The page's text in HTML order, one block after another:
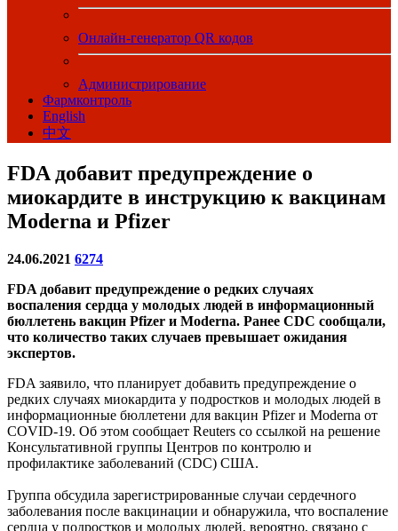
Онлайн-генератор QR кодов
Администрирование
Фармконтроль
English
中文
FDA добавит предупреждение о
миокардите в инструкцию к вакцинам
Moderna и Pfizer
24.06.2021 6274
FDA добавит предупреждение о редких случаях
воспаления сердца у молодых людей в информационный
бюллетень вакцин Pfizer и Moderna. Ранее CDC сообщали,
что количество таких случаев превышает ожидания
экспертов.
FDA заявило, что планирует добавить предупреждение о
редких случаях миокардита у подростков и молодых людей в
информационные бюллетени для вакцин Pfizer и Moderna от
COVID-19. Об этом сообщает Reuters со ссылкой на решение
Консультативной группы Центров по контролю и
профилактике заболеваний (CDC) США.
Группа обсудила зарегистрированные случаи сердечного
заболевания после вакцинации и обнаружила, что воспаление
сердца у подростков и молодых людей, вероятно, связано с